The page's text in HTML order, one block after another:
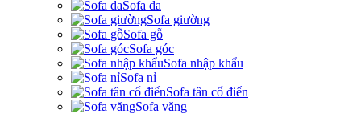
Sofa da
Sofa giường
Sofa gỗ
Sofa góc
Sofa nhập khẩu
Sofa nỉ
Sofa tân cổ điển
Sofa văng